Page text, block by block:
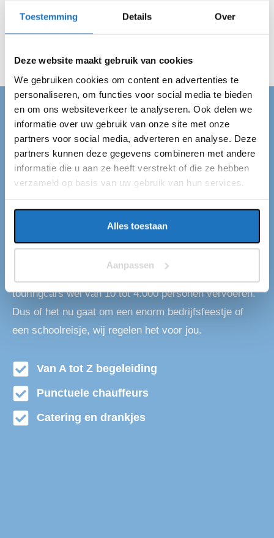
Toestemming Details Over
Deze website maakt gebruik van cookies
We gebruiken cookies om content en advertenties te
personaliseren, om functies voor social media te bieden
en om ons websiteverkeer te analyseren. Ook delen we
informatie over uw gebruik van onze site met onze
partners voor social media, adverteren en analyse. Deze
partners kunnen deze gegevens combineren met andere
informatie die u aan ze heeft verstrekt of die ze hebben
verzameld op basis van uw gebruik van hun services.
Alles toestaan
Aanpassen
vervoeren jouw gehele gezelschap veilig van A naar B.
Wij regelen alles en jij kan van je dag genieten!
TOURINGBUS HUREN GEMERT
Touringbus huren in
Gemert
ben je bij ons aan het juiste adres. Eventliner is een
touringcars wel van 10 tot 4.000 personen vervoeren.
Dus of het nu gaat om een enorm bedrijfsfeestje of
een schoolreisje, wij regelen het voor jou.
Van A tot Z begeleiding
Punctuele chauffeurs
Catering en drankjes